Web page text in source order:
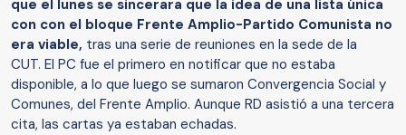
que el lunes se sincerara que la idea de una lista única
con con el bloque Frente Amplio-Partido Comunista no
era viable, tras una serie de reuniones en la sede de la
CUT. El PC fue el primero en notificar que no estaba
disponible, a lo que luego se sumaron Convergencia Social y
Comunes, del Frente Amplio. Aunque RD asistió a una tercera
cita, las cartas ya estaban echadas.